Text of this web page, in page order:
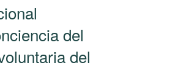
del
del